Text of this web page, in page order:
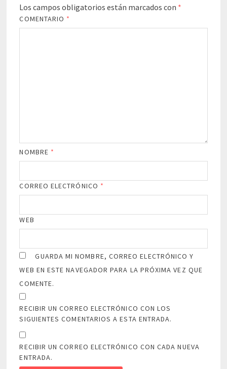
Los campos obligatorios están marcados con *
COMENTARIO *
NOMBRE *
CORREO ELECTRÓNICO *
WEB
GUARDA MI NOMBRE, CORREO ELECTRÓNICO Y
WEB EN ESTE NAVEGADOR PARA LA PRÓXIMA VEZ QUE
COMENTE.
RECIBIR UN CORREO ELECTRÓNICO CON LOS
SIGUIENTES COMENTARIOS A ESTA ENTRADA.
RECIBIR UN CORREO ELECTRÓNICO CON CADA NUEVA
ENTRADA.